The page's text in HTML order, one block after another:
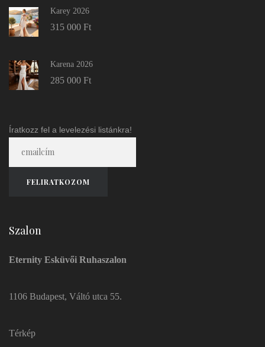
Karey 2026
315 000 Ft
Karena 2026
285 000 Ft
Íratkozz fel a levelezési listánkra!
Szalon
Eternity Esküvői Ruhaszalon
1106 Budapest, Váltó utca 55.
Térkép